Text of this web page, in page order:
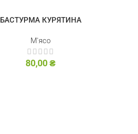
БАСТУРМА КУРЯТИНА
М'ясо
80,00₴